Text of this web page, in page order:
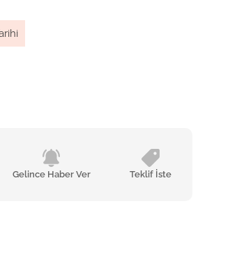
Gelince Haber Ver Teklif İste